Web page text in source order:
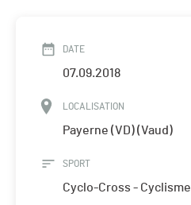
DATE
07.09.2018
LOCALISATION
Payerne (VD) (Vaud)
SPORT
Cyclo-Cross - Cyclisme